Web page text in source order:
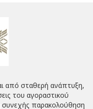
από σταθερή ανάπτυξη,
του αγοραστικού
συνεχής παρακολούθηση